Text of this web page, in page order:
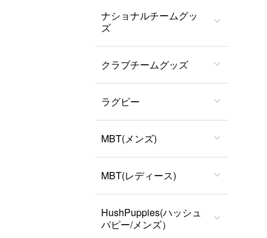
ナショナルチームグッ
ズ
クラブチームグッズ
ラグビー
MBT(メンズ)
MBT(レディース)
HushPuppies(ハッシュ
パピー/メンズ）